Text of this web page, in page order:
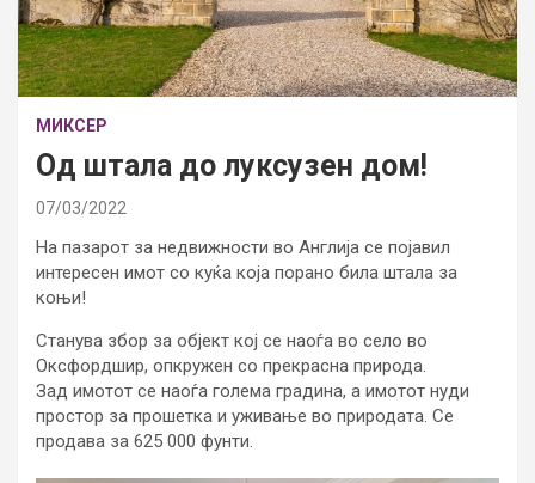
МИКСЕР
Од штала до луксузен дом!
07/03/2022
На пазарот за недвижности во Англија се појавил
интересен имот со куќа која порано била штала за
коњи!
Станува збор за објект кој се наоѓа во село во
Оксфордшир, опкружен со прекрасна природа.
Зад имотот се наоѓа голема градина, а имотот нуди
простор за прошетка и уживање во природата. Се
продава за 625 000 фунти.